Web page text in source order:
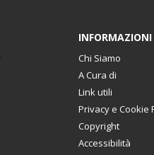
INFORMAZIONI
Chi Siamo
A Cura di
Link utili
Privacy e Cookie
Copyright
Accessibilità